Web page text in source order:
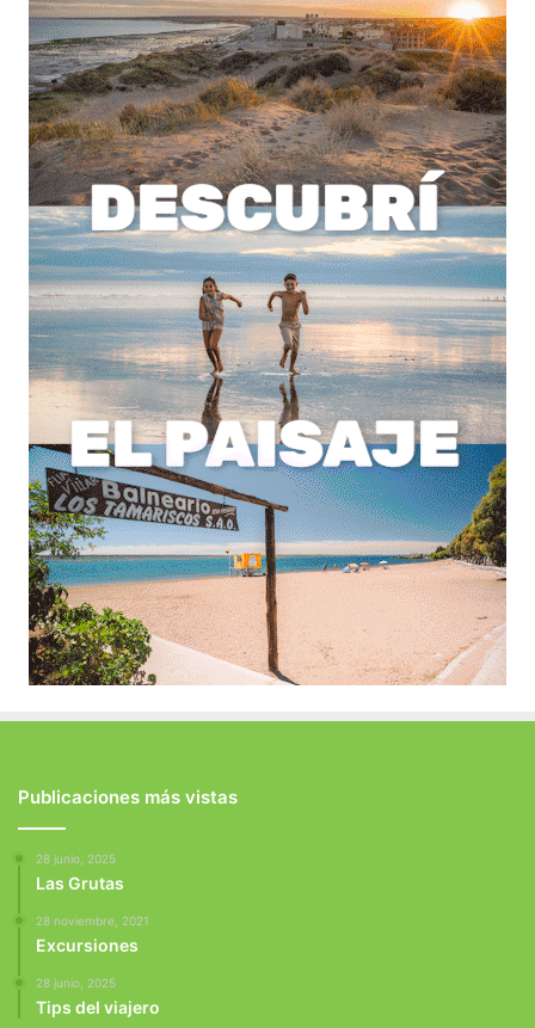
Publicaciones más vistas
28 junio, 2025
Las Grutas
28 noviembre, 2021
Excursiones
28 junio, 2025
Tips del viajero